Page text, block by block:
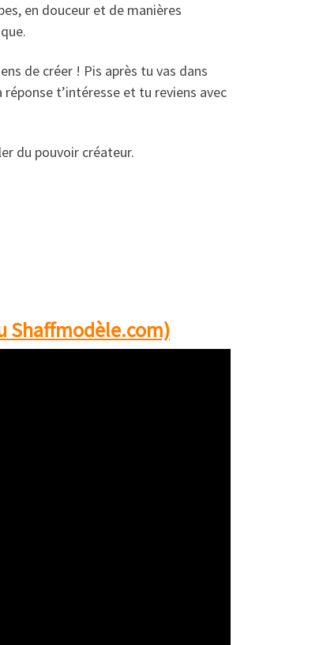
en douceur et de manières
de créer ! Pis après tu vas dans
t’intéresse et tu reviens avec
du pouvoir créateur.
Shaffmodèle.com)